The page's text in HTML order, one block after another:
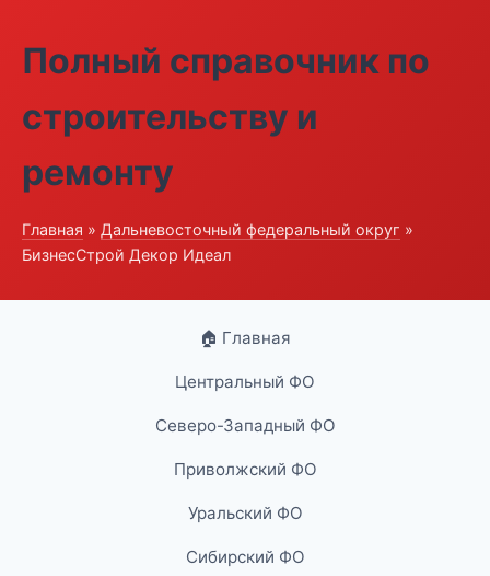
Полный справочник по
строительству и
ремонту
Главная » Дальневосточный федеральный округ »
БизнесСтрой Декор Идеал
🏠 Главная
Центральный ФО
Северо-Западный ФО
Приволжский ФО
Уральский ФО
Сибирский ФО